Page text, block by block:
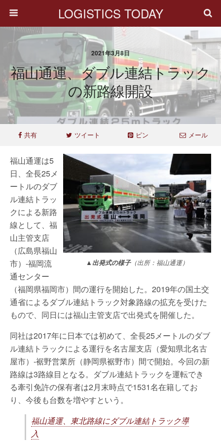
LOGISTICS TODAY
2021年3月8日
福山通運、ダブル連結トラック
の新路線開設
共有 ツイート ピン メール
▲ 出発式の様子（出所：福山通運）
福山通運は5
日、全長25メ
ートルのダブ
ル連結トラッ
クによる新路
線として、福
山主管支店
（広島県福山
市）-福岡流
通センター
（福岡県福岡市）間の運行を開始した。2019年の国土交
通省によるダブル連結トラック対象路線の拡充を受けた
もので、同日には福山主管支店で出発式を開催した。
同社は2017年に日本では初めて、全長25メートルのダブ
ル連結トラックによる運行を名古屋支店（愛知県北名古
屋市）-裾野営業所（静岡県裾野市）間で開始。今回の新
路線は3路線目となる。ダブル連結トラックを運転でき
る牽引免許の保有者は2月末時点で1531名在籍してお
り、今後も台数を増やすという。
福山通運、東北路線にダブル連結トラック導
入